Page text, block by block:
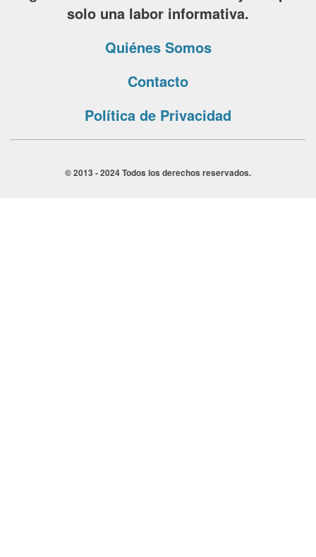
solo una labor informativa.
Quiénes Somos
Contacto
Política de Privacidad
© 2013 - 2024 Todos los derechos reservados.